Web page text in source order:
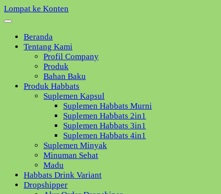
Lompat ke Konten
Beranda
Tentang Kami
Profil Company
Produk
Bahan Baku
Produk Habbats
Suplemen Kapsul
Suplemen Habbats Murni
Suplemen Habbats 2in1
Suplemen Habbats 3in1
Suplemen Habbats 4in1
Suplemen Minyak
Minuman Sehat
Madu
Habbats Drink Variant
Dropshipper